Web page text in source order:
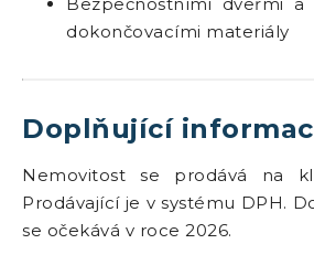
dokončovacími materiály
Doplňující
Nemovitost se prodává na
Prodávající je v systému DPH.
se očekává v roce 2026.